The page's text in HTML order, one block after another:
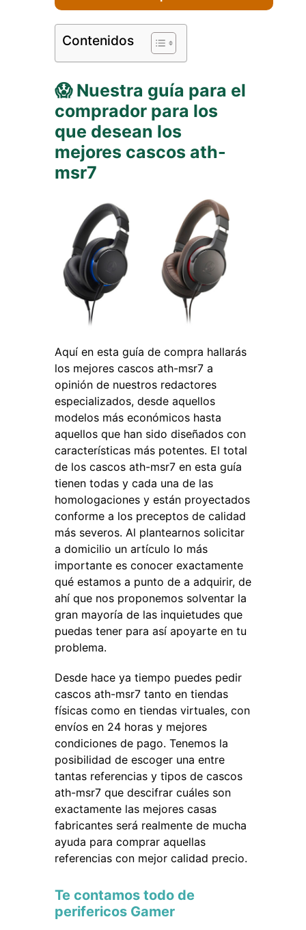
Contenidos
😱 Nuestra guía para el
comprador para los
que desean los
mejores cascos ath-
msr7
Aquí en esta guía de compra hallarás
los mejores cascos ath-msr7 a
opinión de nuestros redactores
especializados, desde aquellos
modelos más económicos hasta
aquellos que han sido diseñados con
características más potentes. El total
de los cascos ath-msr7 en esta guía
tienen todas y cada una de las
homologaciones y están proyectados
conforme a los preceptos de calidad
más severos. Al plantearnos solicitar
a domicilio un artículo lo más
importante es conocer exactamente
qué estamos a punto de a adquirir, de
ahí que nos proponemos solventar la
gran mayoría de las inquietudes que
puedas tener para así apoyarte en tu
problema.
Desde hace ya tiempo puedes pedir
cascos ath-msr7 tanto en tiendas
físicas como en tiendas virtuales, con
envíos en 24 horas y mejores
condiciones de pago. Tenemos la
posibilidad de escoger una entre
tantas referencias y tipos de cascos
ath-msr7 que descifrar cuáles son
exactamente las mejores casas
fabricantes será realmente de mucha
ayuda para comprar aquellas
referencias con mejor calidad precio.
Te contamos todo de
perifericos Gamer